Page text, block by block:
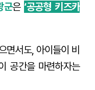
군은 ‘공공형 키즈카
면서도, 아이들이 비
공간을 마련하자는